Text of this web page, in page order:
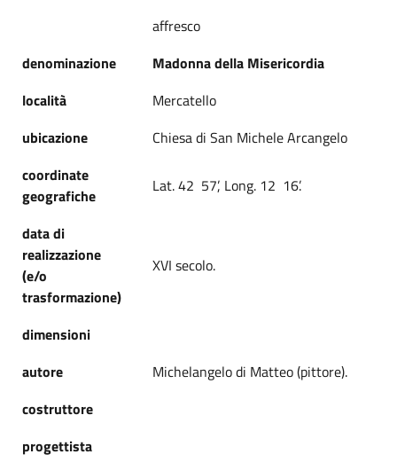
affresco
denominazione
Madonna della Misericordia
località
Mercatello
ubicazione
Chiesa di San Michele Arcangelo
coordinate
geografiche
Lat. 42 57’, Long. 12 16’.
data di
realizzazione
(e/o
trasformazione)
XVI secolo.
dimensioni
autore
Michelangelo di Matteo (pittore).
costruttore
progettista